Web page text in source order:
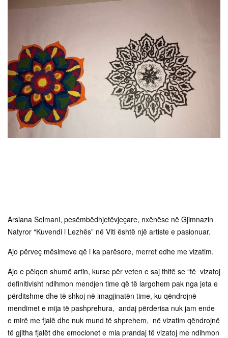
Arsiana Selmani, pesëmbëdhjetëvjeçare, nxënëse në Gjimnazin
Natyror “Kuvendi i Lezhës” në Viti është një artiste e pasionuar.
Ajo përveç mësimeve që i ka parësore, merret edhe me vizatim.
Ajo e pëlqen shumë artin, kurse për veten e saj thitë se “të vizatoj
definitivisht ndihmon mendjen time që të largohem pak nga jeta e
përditshme dhe të shkoj në imagjinatën time, ku qëndrojnë
mendimet e mija të pashprehura, andaj përderisa nuk jam ende
e mirë me fjalë dhe nuk mund të shprehem, në vizatim qëndrojnë
të gjitha fjalët dhe emocionet e mia prandaj të vizatoj me ndihmon